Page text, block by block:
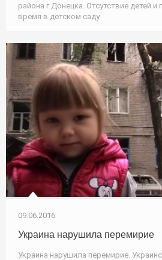
района г.Донецка. Отсутствие детей
время в детском саду
09.06.2016
Украина нарушила перемирие
Украина нарушила перемирие.